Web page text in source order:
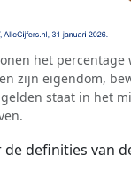
het
zijn eigendom,
staat in het
definities van